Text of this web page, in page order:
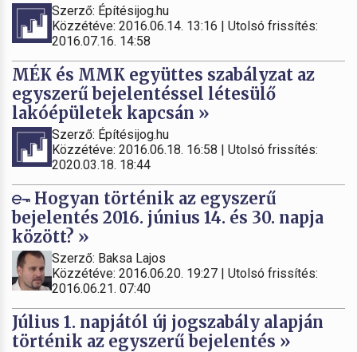
Szerző: Építésijog.hu
Közzétéve: 2016.06.14. 13:16 | Utolsó frissítés:
2016.07.16. 14:58
MÉK és MMK együttes szabályzat az
egyszerű bejelentéssel létesülő
lakóépületek kapcsán »
Szerző: Építésijog.hu
Közzétéve: 2016.06.18. 16:58 | Utolsó frissítés:
2020.03.18. 18:44
Hogyan történik az egyszerű
bejelentés 2016. június 14. és 30. napja
között? »
Szerző: Baksa Lajos
Közzétéve: 2016.06.20. 19:27 | Utolsó frissítés:
2016.06.21. 07:40
Július 1. napjától új jogszabály alapján
történik az egyszerű bejelentés »